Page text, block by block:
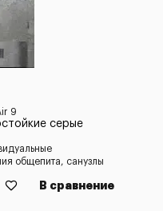
9
серые
общепита, санузлы
В сравнение